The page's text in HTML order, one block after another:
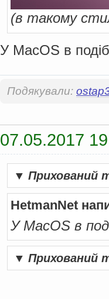
(в такому
У MacOS в
Подякували:
07.05.2017
▼ Прихований
HetmanNet
У MacOS в
▼ Прихований